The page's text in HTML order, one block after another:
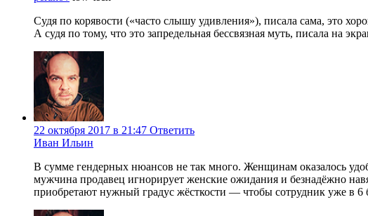
Судя по корявости («часто слышу удивления»), писала сама, это
А судя по тому, что это запредельная бессвязная муть, писала на
22 октября 2017 в 21:47 Ответить
Иван Ильин
В сумме гендерных нюансов не так много. Женщинам оказалось
мужчина продавец игнорирует женские ожидания и безнадёжно
приобретают нужный градус жёсткости — чтобы сотрудник уже в